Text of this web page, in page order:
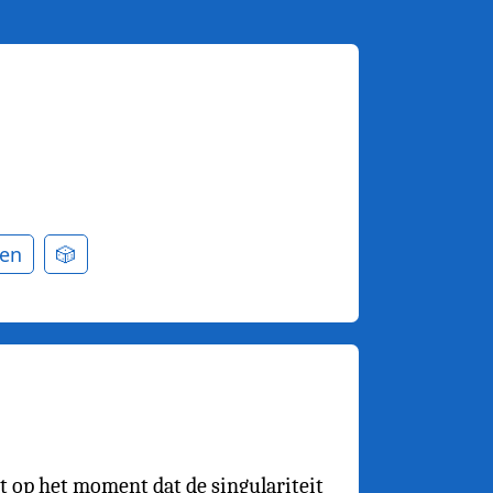
🎲
op het moment dat de singulariteit